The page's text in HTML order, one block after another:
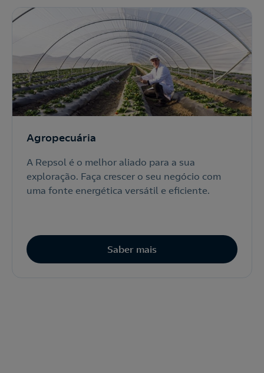
Agropecuária
A Repsol é o melhor aliado para a sua
exploração. Faça crescer o seu negócio com
uma fonte energética versátil e eficiente.
Saber mais